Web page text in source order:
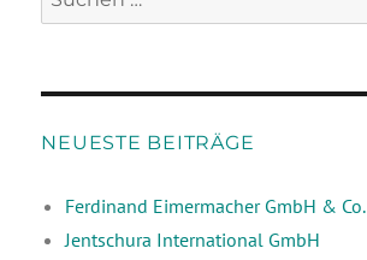
NEUESTE BEITRÄGE
Ferdinand Eimermacher GmbH & Co.
Jentschura International GmbH